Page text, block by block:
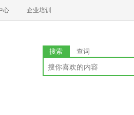
心 企业培训
搜索 查词